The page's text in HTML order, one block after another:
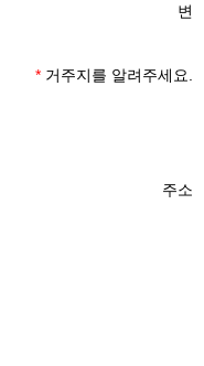
변
* 거주지를 알려주세요.
주소